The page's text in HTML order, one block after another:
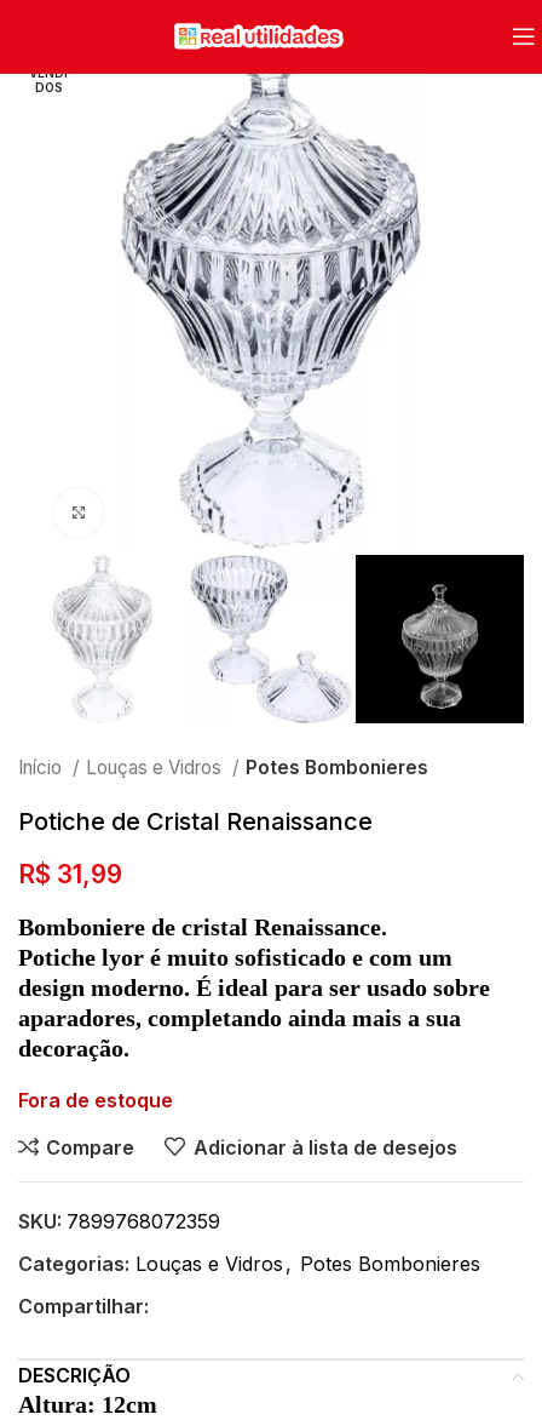
VENDI
DOS
Clique para ampliar
Início Louças e Vidros Potes Bombonieres
Potiche de Cristal Renaissance
R$ 31,99
Bomboniere de cristal Renaissance.
Potiche lyor é muito sofisticado e com um
design moderno. É ideal para ser usado sobre
aparadores, completando ainda mais a sua
decoração.
Fora de estoque
Compare
Adicionar à lista de desejos
SKU: 7899768072359
Categorias: Louças e Vidros , Potes Bombonieres
Compartilhar:
DESCRIÇÃO
Altura: 12cm